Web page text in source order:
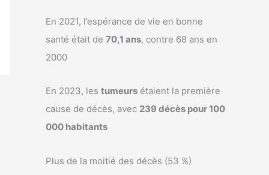
En 2021, l’espérance de vie en bonne
santé était de 70,1 ans, contre 68 ans en
2000
En 2023, les tumeurs étaient la première
cause de décès, avec 239 décès pour 100
000 habitants
Plus de la moitié des décès (53 %)